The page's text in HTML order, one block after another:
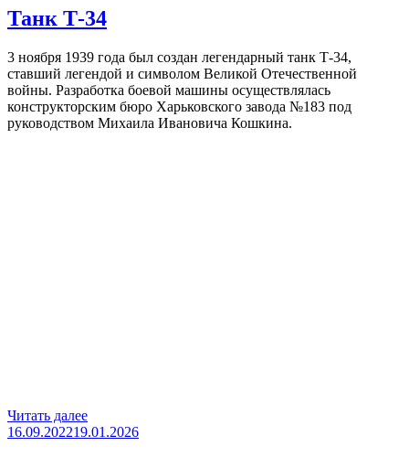
Танк Т-34
3 ноября 1939 года был создан легендарный танк Т-34,
ставший легендой и символом Великой Отечественной
войны. Разработка боевой машины осуществлялась
конструкторским бюро Харьковского завода №183 под
руководством Михаила Ивановича Кошкина.
Читать далее«Танк
Т-34»
Опубликовано
16.09.202219.01.2026